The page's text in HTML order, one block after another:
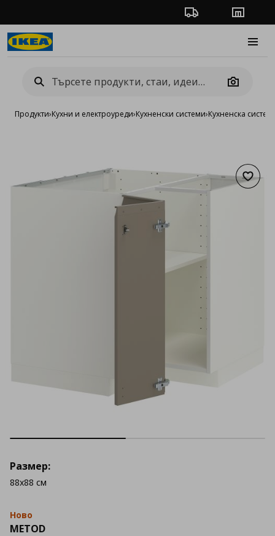
Проследяване на
Camera
Продукти›Кухни и електроуреди›Кухненски системи›Кухненска
Ново
METOD
Размер:
88x88 см